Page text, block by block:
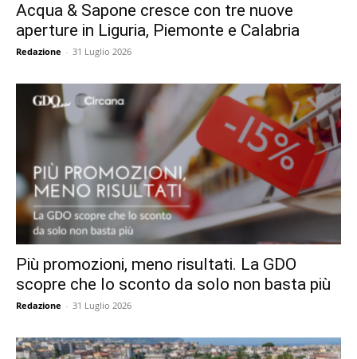
Acqua & Sapone cresce con tre nuove
aperture in Liguria, Piemonte e Calabria
Redazione - 31 Luglio 2026
Più promozioni, meno risultati. La GDO
scopre che lo sconto da solo non basta più
Redazione - 31 Luglio 2026